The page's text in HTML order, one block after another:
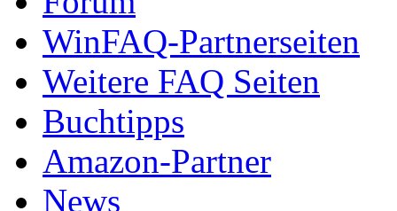
WinFAQ-Partnerseiten
Weitere FAQ Seiten
Buchtipps
Amazon-Partner
News